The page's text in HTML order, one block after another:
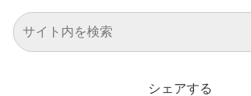
シェアする